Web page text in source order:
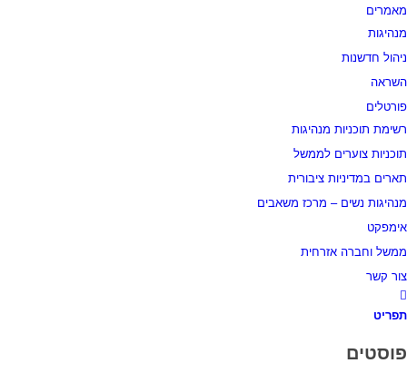
מאמרים
מנהיגות
ניהול חדשנות
השראה
פורטלים
רשימת תוכניות מנהיגות
תוכניות צוערים לממשל
תארים במדיניות ציבורית
מנהיגות נשים – מרכז משאבים
אימפקט
ממשל וחברה אזרחית
צור קשר
תפריט
פוסטים